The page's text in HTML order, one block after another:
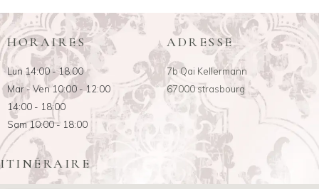
HORAIRES
Lun 14:00 - 18:00
Mar - Ven 10:00 - 12:00
14:00 - 18:00
Sam 10:00 - 18:00
ADRESSE
7b Qai Kellermann
67000 strasbourg
ITINÉRAIRE